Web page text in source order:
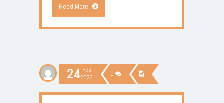
Read More
24 Feb
2023
0